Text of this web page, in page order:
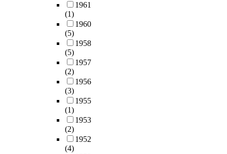
1961
(1)
1960
(5)
1958
(5)
1957
(2)
1956
(3)
1955
(1)
1953
(2)
1952
(4)